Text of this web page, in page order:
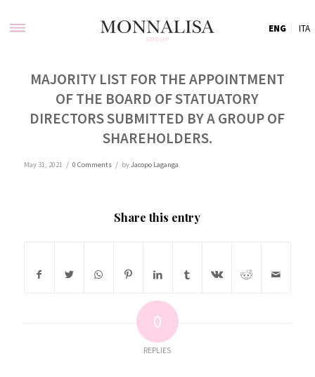
ENG ITA
MAJORITY LIST FOR THE APPOINTMENT
OF THE BOARD OF STATUATORY
DIRECTORS SUBMITTED BY A GROUP OF
SHAREHOLDERS.
May 31, 2021 / 0 Comments / byJacopo Laganga
Share this entry
0
REPLIES